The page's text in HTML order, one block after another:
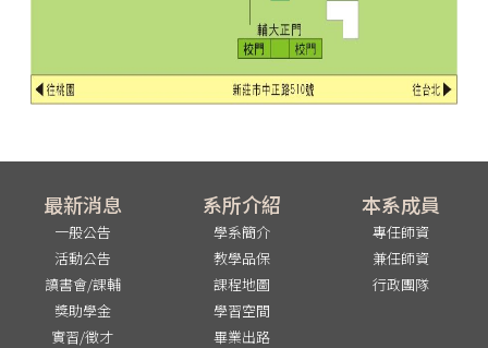
最新消息
一般公告
活動公告
讀書會/課輔
獎助學金
實習/徵才
系所介紹
學系簡介
教學品保
課程地圖
學習空間
畢業出路
本系成員
專任師資
兼任師資
行政團隊